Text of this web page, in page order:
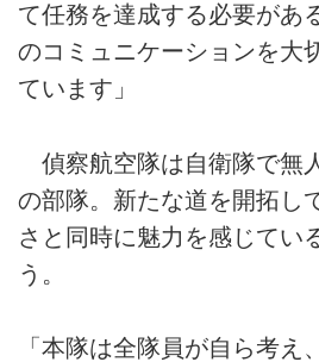
て任務を達成する必要があ
のコミュニケーションを大
ています」
偵察航空隊は自衛隊で無
の部隊。新たな道を開拓し
さと同時に魅力を感じてい
う。
「本隊は全隊員が自ら考え